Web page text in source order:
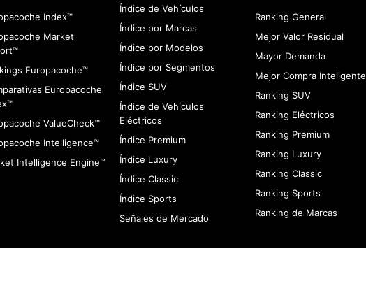
Index™
Market
Europacoche™
Europacoche
ValueCheck™
Intelligence™
Intelligence Engine™
Índice de Vehículos
Índice por Marcas
Índice por Modelos
Índice por Segmentos
Índice SUV
Índice de Vehículos
Eléctricos
Índice Premium
Índice Luxury
Índice Classic
Índice Sports
Señales de Mercado
Ranking General
Mejor Valor Residual
Mayor Demanda
Mejor Compra Inteligente
Ranking SUV
Ranking Eléctricos
Ranking Premium
Ranking Luxury
Ranking Classic
Ranking Sports
Ranking de Marcas